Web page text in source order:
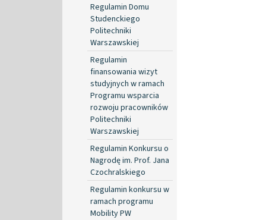
Regulamin Domu
Studenckiego
Politechniki
Warszawskiej
Regulamin
finansowania wizyt
studyjnych w ramach
Programu wsparcia
rozwoju pracowników
Politechniki
Warszawskiej
Regulamin Konkursu o
Nagrodę im. Prof. Jana
Czochralskiego
Regulamin konkursu w
ramach programu
Mobility PW